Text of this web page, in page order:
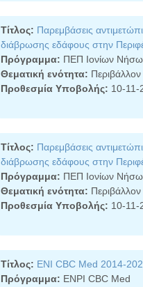
Τίτλος: Παρεμβάσεις
διάβρωσης εδάφους στην
Πρόγραμμα: ΠΕΠ Ιονίων
Θεματική ενότητα: Περιβάλλον
Προθεσμία Υποβολής: 10-11-
Τίτλος: Παρεμβάσεις
διάβρωσης εδάφους στην
Πρόγραμμα: ΠΕΠ Ιονίων
Θεματική ενότητα: Περιβάλλον
Προθεσμία Υποβολής: 10-11-
Τίτλος: ENI CBC Med 2014-
Πρόγραμμα: ENPI CBC Med